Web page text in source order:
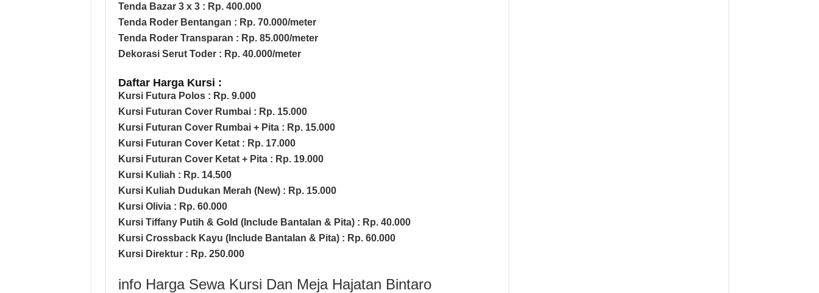
Tenda Bazar 3 x 3 : Rp. 400.000
Tenda Roder Bentangan : Rp. 70.000/meter
Tenda Roder Transparan : Rp. 85.000/meter
Dekorasi Serut Toder : Rp. 40.000/meter
Daftar Harga Kursi :
Kursi Futura Polos : Rp. 9.000
Kursi Futuran Cover Rumbai : Rp. 15.000
Kursi Futuran Cover Rumbai + Pita : Rp. 15.000
Kursi Futuran Cover Ketat : Rp. 17.000
Kursi Futuran Cover Ketat + Pita : Rp. 19.000
Kursi Kuliah : Rp. 14.500
Kursi Kuliah Dudukan Merah (New) : Rp. 15.000
Kursi Olivia : Rp. 60.000
Kursi Tiffany Putih & Gold (Include Bantalan & Pita) : Rp. 40.000
Kursi Crossback Kayu (Include Bantalan & Pita) : Rp. 60.000
Kursi Direktur : Rp. 250.000
info Harga Sewa Kursi Dan Meja Hajatan Bintaro